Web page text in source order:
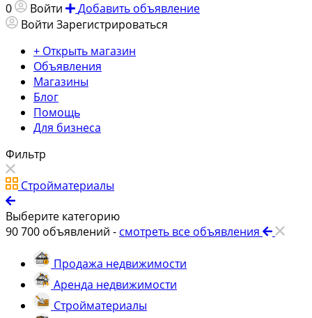
0 Войти
Добавить объявление
Войти Зарегистрироваться
+ Открыть магазин
Объявления
Магазины
Блог
Помощь
Для бизнеса
Фильтр
Стройматериалы
Выберите категорию
90 700 объявлений - смотреть все объявления
Продажа недвижимости
Аренда недвижимости
Стройматериалы